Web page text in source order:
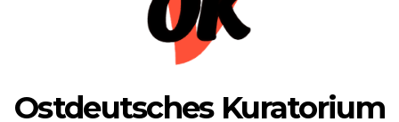
Ostdeutsches Kuratorium